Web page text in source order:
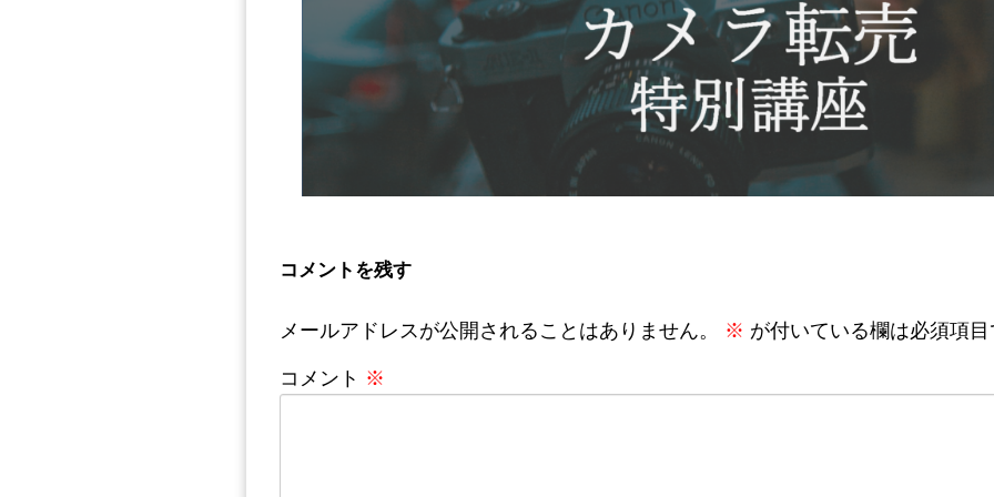
コメントを残す
メールアドレスが公開されることはありません。 ※ が付いている欄は必須項
コメント ※